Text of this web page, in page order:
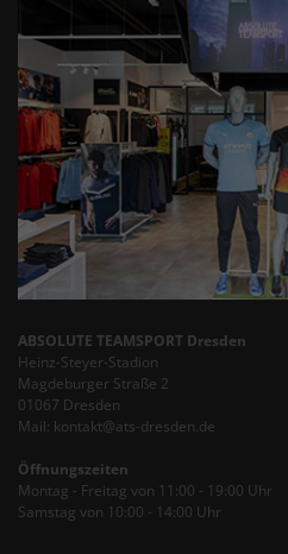
ABSOLUTE TEAMSPORT Dresden
Heinz-Steyer-Stadion
Magdeburger Straße 2
01067 Dresden
Mail: kontakt@ats-dresden.de
Öffnungszeiten
Montag - Freitag von 11:00 - 19:00 Uhr
Samstag von 10:00 - 14:00 Uhr